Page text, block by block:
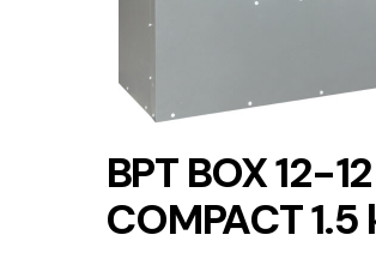
BPT BOX 12-
COMPACT 1.5